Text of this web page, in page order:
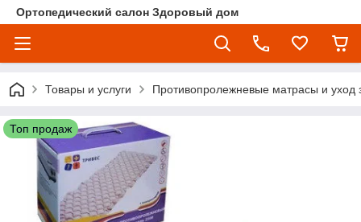
Ортопедический салон Здоровый дом
Товары и услуги Противопролежневые матрасы и
Топ продаж